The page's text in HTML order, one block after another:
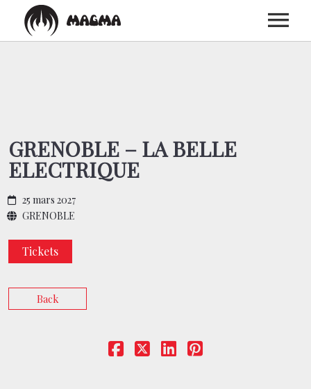
DISCOGRAPHIE
GRENOBLE – LA BELLE
ELECTRIQUE
25 mars 2027
GRENOBLE
Tickets
Back